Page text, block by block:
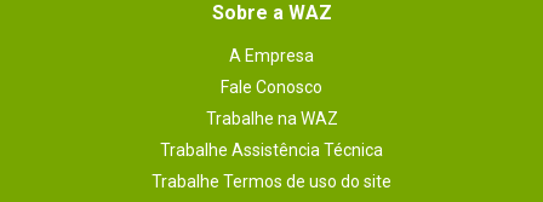
Sobre a WAZ
A Empresa
Fale Conosco
Trabalhe na WAZ
Trabalhe Assistência Técnica
Trabalhe Termos de uso do site